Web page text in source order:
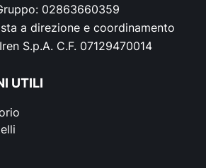
02863660359
a direzione e coordinamento
S.p.A. C.F. 07129470014
UTILI